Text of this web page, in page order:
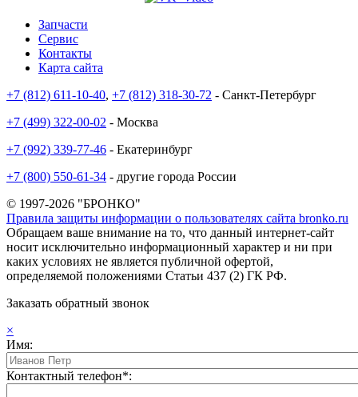
Запчасти
Сервис
Контакты
Карта сайта
+7 (812) 611-10-40, +7 (812) 318-30-72 - Санкт-Петербург
+7 (499) 322-00-02 - Москва
+7 (992) 339-77-46 - Екатеринбург
+7 (800) 550-61-34 - другие города России
© 1997-2026 "БРОНКО"
Правила защиты информации о пользователях сайта bronko.ru
Обращаем ваше внимание на то, что данный интернет-сайт
носит исключительно информационный характер и ни при
каких условиях не является публичной офертой,
определяемой положениями Статьи 437 (2) ГК РФ.
Заказать обратный звонок
×
Имя:
Контактный телефон*: